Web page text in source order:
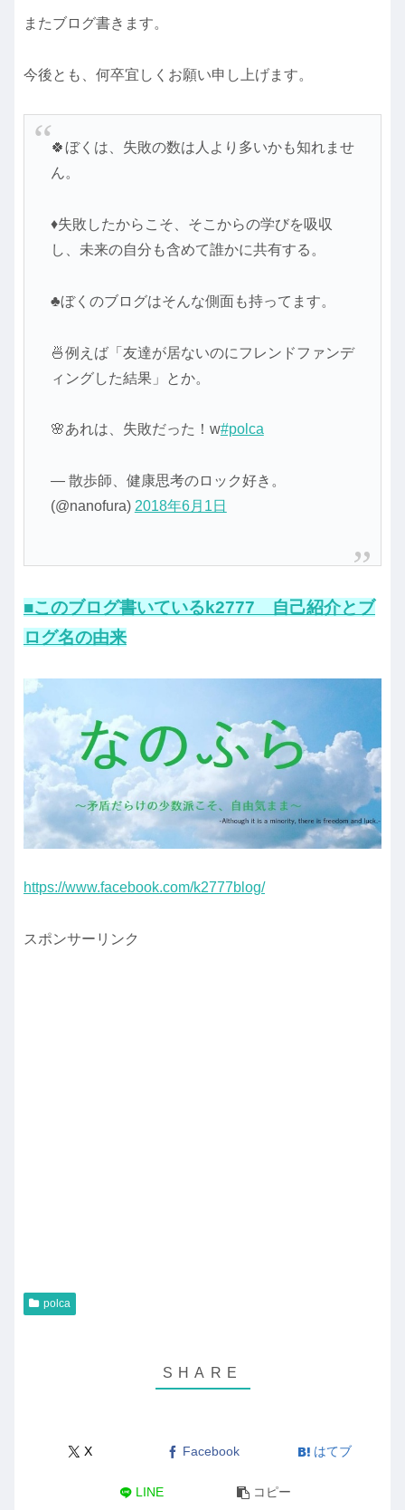
またブログ書きます。
今後とも、何卒宜しくお願い申し上げます。
🍀ぼくは、失敗の数は人より多いかも知れませ
ん。
♦失敗したからこそ、そこからの学びを吸収
し、未来の自分も含めて誰かに共有する。
♣ぼくのブログはそんな側面も持ってます。
🍜例えば「友達が居ないのにフレンドファンデ
ィングした結果」とか。
🌸あれは、失敗だった！w#polca
— 散歩師、健康思考のロック好き。
(@nanofura) 2018年6月1日
■このブログ書いているk2777 自己紹介とブ
ログ名の由来
https://www.facebook.com/k2777blog/
スポンサーリンク
polca
X Facebook はてブ
LINE コピー